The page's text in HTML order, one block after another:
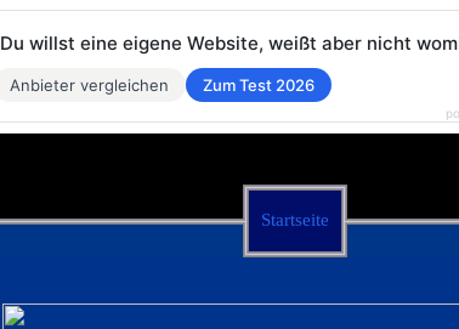
Startseite
Du willst eine eigene Website, weißt aber nicht
Anbieter vergleichen Zum Test 2026